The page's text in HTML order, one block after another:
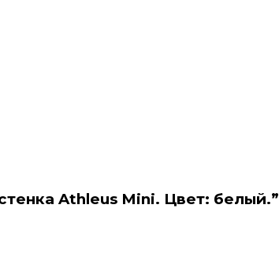
Athleus Mini. Цвет: белый.”